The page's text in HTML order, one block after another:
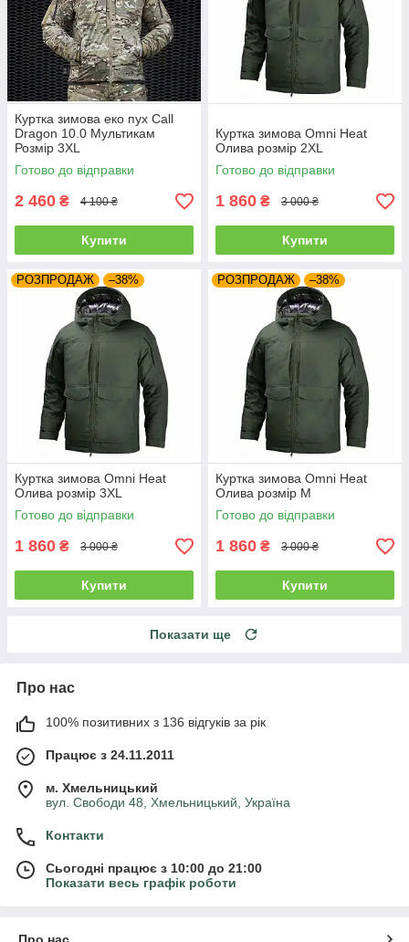
Куртка зимова еко пух Call
Dragon 10.0 Мультикам
Розмір 3XL
Готово до відправки
2 460 ₴ 4 100 ₴
Купити
Куртка зимова Omni Heat
Олива розмір 2XL
Готово до відправки
1 860 ₴ 3 000 ₴
Купити
РОЗПРОДАЖ –38%
Куртка зимова Omni Heat
Олива розмір 3XL
Готово до відправки
1 860 ₴ 3 000 ₴
Купити
РОЗПРОДАЖ –38%
Куртка зимова Omni Heat
Олива розмір M
Готово до відправки
1 860 ₴ 3 000 ₴
Купити
Показати ще
Про нас
100% позитивних з 136 відгуків за рік
Працює з 24.11.2011
м. Хмельницький
вул. Свободи 48, Хмельницький, Україна
Контакти
Сьогодні працює з 10:00 до 21:00
Показати весь графік роботи